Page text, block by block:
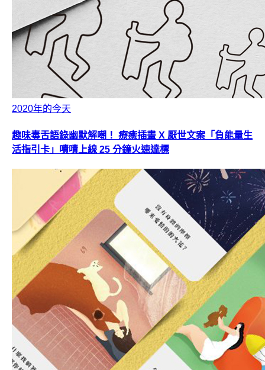
2020年的今天
趣味毒舌語錄幽默解嘲！ 療癒插畫 X 厭世文案「負能量生
活指引卡」嘖嘖上線 25 分鐘火速達標